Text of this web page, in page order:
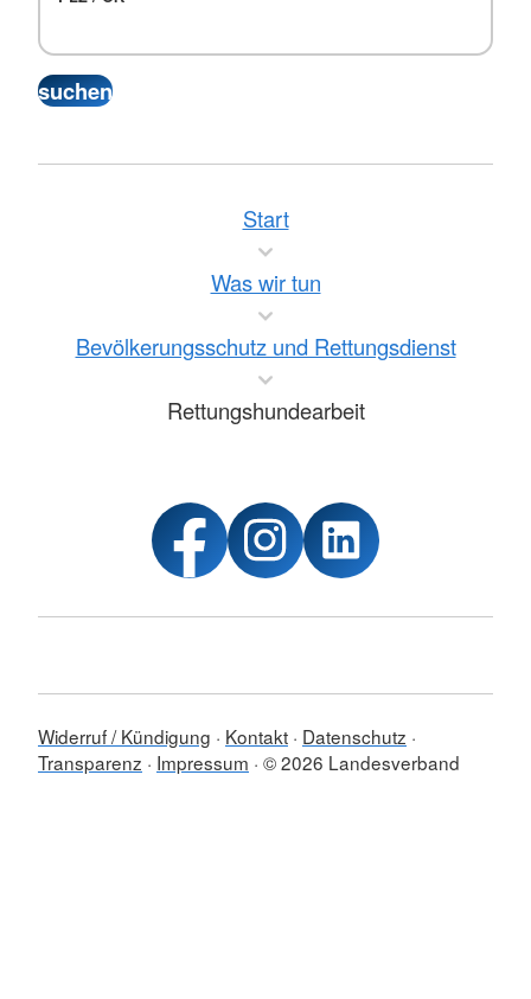
Start
Was wir tun
Bevölkerungsschutz und Rettungsdienst
Rettungshundearbeit
Widerruf / Kündigung Kontakt Datenschutz
Transparenz
Impressum © 2026 Landesverband